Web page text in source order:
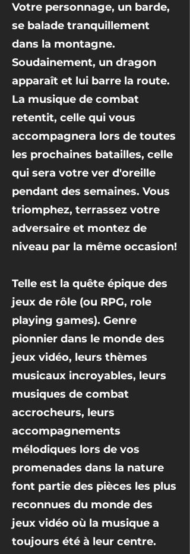
Votre personnage, un barde,
se balade tranquillement
dans la montagne.
Soudainement, un dragon
apparaît et lui barre la route.
La musique de combat
retentit, celle qui vous
accompagnera lors de toutes
les prochaines batailles, celle
qui sera votre ver d'oreille
pendant des semaines. Vous
triomphez, terrassez votre
adversaire et montez de
niveau par la même occasion!
Telle est la quête épique des
jeux de rôle (ou RPG, role
playing games). Genre
pionnier dans le monde des
jeux vidéo, leurs thèmes
musicaux incroyables, leurs
musiques de combat
accrocheurs, leurs
accompagnements
mélodiques lors de vos
promenades dans la nature
font partie des pièces les plus
reconnues du monde des
jeux vidéo où la musique a
toujours été à leur centre.